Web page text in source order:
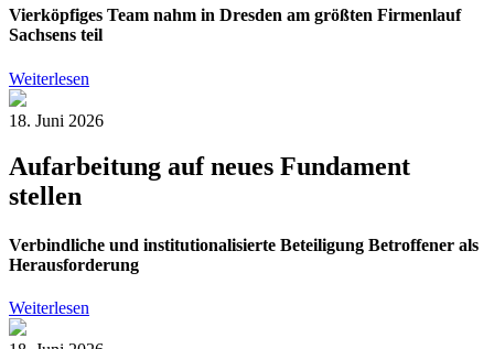
Vierköpfiges Team nahm in Dresden am größten Firmenlauf
Sachsens teil
Weiterlesen
18. Juni 2026
Aufarbeitung auf neues Fundament
stellen
Verbindliche und institutionalisierte Beteiligung Betroffener als
Herausforderung
Weiterlesen